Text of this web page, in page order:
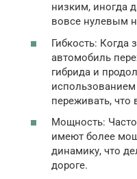
низким, иногда
вовсе нулевым
Гибкость: Когда
автомобиль
гибрида и
переживать, что
Мощность:
имеют более
динамику, что
дороге.